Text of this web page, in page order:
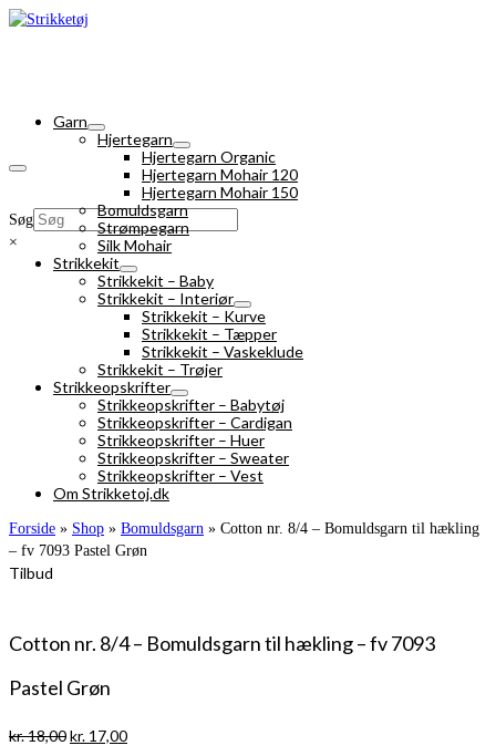
Søg
×
Garn
Hjertegarn
Hjertegarn Organic
Hjertegarn Mohair 120
Hjertegarn Mohair 150
Bomuldsgarn
Strømpegarn
Silk Mohair
Strikkekit
Strikkekit – Baby
Strikkekit – Interiør
Strikkekit – Kurve
Strikkekit – Tæpper
Strikkekit – Vaskeklude
Strikkekit – Trøjer
Strikkeopskrifter
Strikkeopskrifter – Babytøj
Strikkeopskrifter – Cardigan
Strikkeopskrifter – Huer
Strikkeopskrifter – Sweater
Strikkeopskrifter – Vest
Om Strikketoj.dk
Forside » Shop » Bomuldsgarn » Cotton nr. 8/4 – Bomuldsgarn til hækling
– fv 7093 Pastel Grøn
Tilbud
Cotton nr. 8/4 – Bomuldsgarn til hækling – fv 7093
Pastel Grøn
kr.18,00Den
kr. 17,00Den